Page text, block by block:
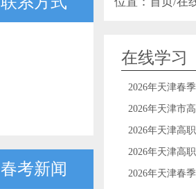
春考新闻
在线学习
2026年天津春
2026年天津市
2026年天津高
2026年天津高
2026年天津春